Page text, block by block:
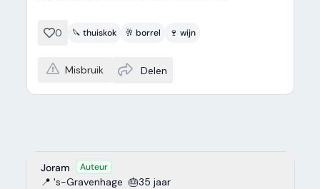
0 🔪 thuiskok 🥂 borrel 🍷 wijn
Misbruik Delen
Joram Auteur
📍 's-Gravenhage 🎂35 jaar